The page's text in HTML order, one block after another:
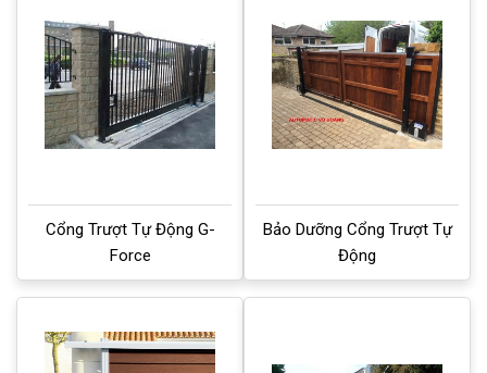
Cổng Trượt Tự Động G-
Force
Bảo Dưỡng Cổng Trượt Tự
Động